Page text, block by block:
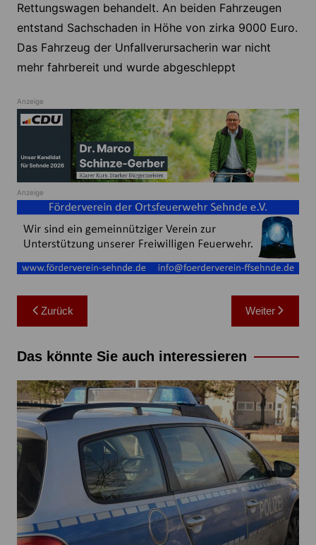
Rettungswagen behandelt. An beiden Fahrzeugen
entstand Sachschaden in Höhe von zirka 9000 Euro.
Das Fahrzeug der Unfallverursacherin war nicht
mehr fahrbereit und wurde abgeschleppt
Anzeige
Anzeige
Beitragsnavigation
Zurück Weiter
Das könnte Sie auch interessieren